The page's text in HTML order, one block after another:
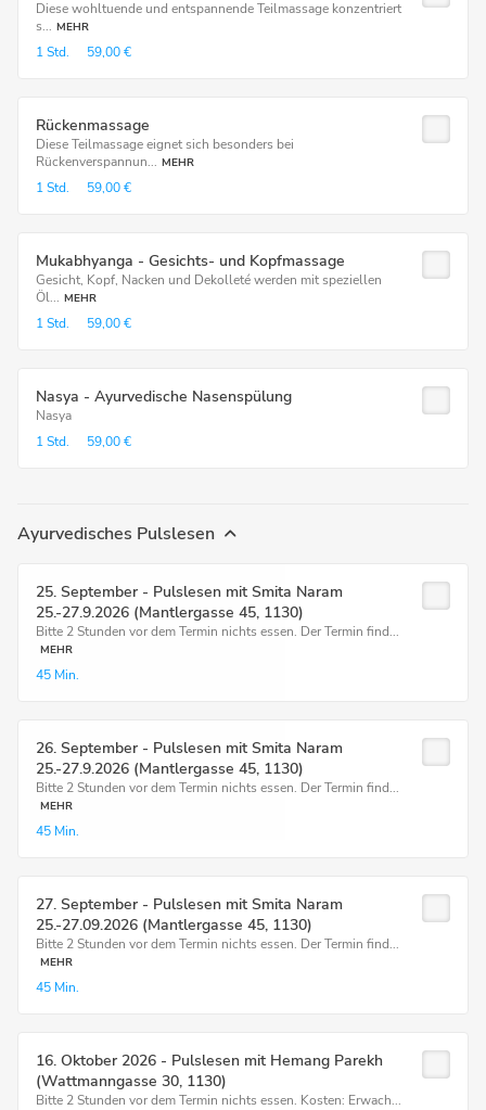
Diese wohltuende und entspannende Teilmassage konzentriert
s... MEHR
1 Std. 59,00 €
Rückenmassage
Diese Teilmassage eignet sich besonders bei
Rückenverspannun... MEHR
1 Std. 59,00 €
Mukabhyanga - Gesichts- und Kopfmassage
Gesicht, Kopf, Nacken und Dekolleté werden mit speziellen
Öl... MEHR
1 Std. 59,00 €
Nasya - Ayurvedische Nasenspülung
Nasya
1 Std.
59,00 €
Ayurvedisches Pulslesen
25. September - Pulslesen mit Smita Naram
25.-27.9.2026 (Mantlergasse 45, 1130)
Bitte 2 Stunden vor dem Termin nichts essen. Der Termin find...
MEHR
45 Min.
26. September - Pulslesen mit Smita Naram
25.-27.9.2026 (Mantlergasse 45, 1130)
Bitte 2 Stunden vor dem Termin nichts essen. Der Termin find...
MEHR
45 Min.
27. September - Pulslesen mit Smita Naram
25.-27.09.2026 (Mantlergasse 45, 1130)
Bitte 2 Stunden vor dem Termin nichts essen. Der Termin find...
MEHR
45 Min.
16. Oktober 2026 - Pulslesen mit Hemang Parekh
(Wattmanngasse 30, 1130)
Bitte 2 Stunden vor dem Termin nichts essen. Kosten: Erwach...